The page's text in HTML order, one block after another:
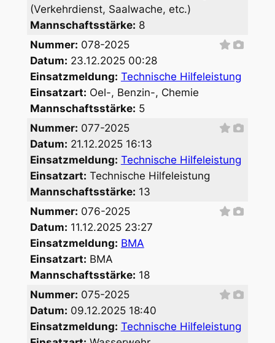
(Verkehrdienst, Saalwache, etc.)
Mannschaftsstärke: 8
Nummer: 078-2025
Datum: 23.12.2025 00:28
Einsatzmeldung: Technische Hilfeleistung
Einsatzart: Oel-, Benzin-, Chemie
Mannschaftsstärke: 5
Nummer: 077-2025
Datum: 21.12.2025 16:13
Einsatzmeldung: Technische Hilfeleistung
Einsatzart: Technische Hilfeleistung
Mannschaftsstärke: 13
Nummer: 076-2025
Datum: 11.12.2025 23:27
Einsatzmeldung: BMA
Einsatzart: BMA
Mannschaftsstärke: 18
Nummer: 075-2025
Datum: 09.12.2025 18:40
Einsatzmeldung: Technische Hilfeleistung